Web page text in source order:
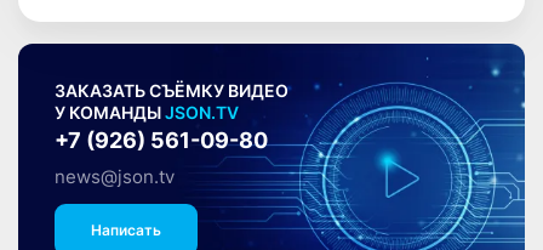
ЗАКАЗАТЬ СЪЁМКУ ВИДЕО
У КОМАНДЫJSON.TV
+7 (926) 561-09-80
news@json.tv
Написать